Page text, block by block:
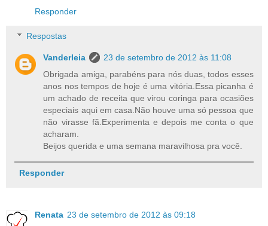
Responder
Respostas
Vanderleia
23 de setembro de 2012 às 11:08
Obrigada amiga, parabéns para nós duas, todos esses
anos nos tempos de hoje é uma vitória.Essa picanha é
um achado de receita que virou coringa para ocasiões
especiais aqui em casa.Não houve uma só pessoa que
não virasse fã.Experimenta e depois me conta o que
acharam.
Beijos querida e uma semana maravilhosa pra você.
Responder
Renata 23 de setembro de 2012 às 09:18